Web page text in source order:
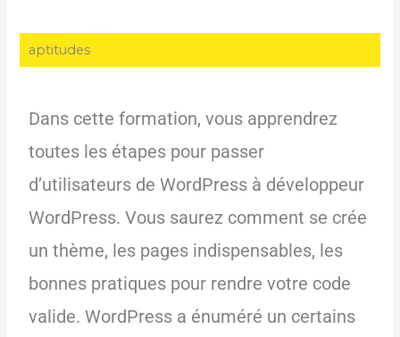
aptitudes
Dans cette formation, vous apprendrez
toutes les étapes pour passer
d’utilisateurs de WordPress à développeur
WordPress. Vous saurez comment se crée
un thème, les pages indispensables, les
bonnes pratiques pour rendre votre code
valide. WordPress a énuméré un certains